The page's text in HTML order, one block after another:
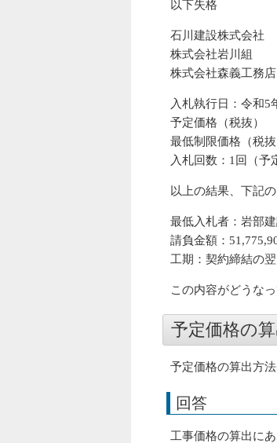
以下失格
石川建設株式会社
株式会社岩川組
株式会社森義工務
入札執行日：令和5
予定価格（税抜
最低制限価格（税
入札回数：1回（予
以上の結果、下記
最低入札者：岩部
請負金額：
工期：契約締結の
この内容がどうな
予定価格の
予定価格の算出方
回答
工事価格の算出にあ